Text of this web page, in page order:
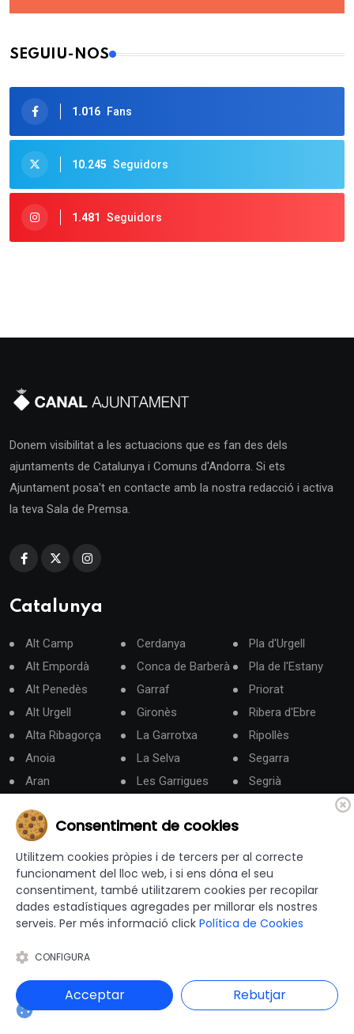
SEGUIU-NOS
1.016 Fans
10.245 Seguidors
1.481 Seguidors
Donem visibilitat a les actuacions que es fan des dels
ajuntaments de Catalunya i Comuns d'Andorra. Si ets
Ajuntament posa't en contacte amb la nostra redacció i activa
la teva Sala de Premsa.
Catalunya
Alt Camp
Alt Empordà
Alt Penedès
Alt Urgell
Alta Ribagorça
Anoia
Aran
Baix Camp
Baix Ebre
Baix Empordà
Baix Llobregat
Baix Penedès
Berguedà
Cerdanya
Conca de Barberà
Garraf
Gironès
La Garrotxa
La Selva
Les Garrigues
Maresme
Moianès
Montsià
Noguera
Osona
Pla d'Urgell
Pla de l'Estany
Priorat
Ribera d'Ebre
Ripollès
Segarra
Segrià
Terra Alta
Urgell
Vallès Occidental
Vallès Oriental
Categories
Consentiment de cookies
Utilitzem cookies pròpies i de tercers per al correcte
funcionament del lloc web, i si ens dóna el seu
consentiment, també utilitzarem cookies per recopilar
dades estadístiques agregades per millorar els nostres
serveis. Per més informació click Política de Cookies
CONFIGURA
Acceptar Rebutjar